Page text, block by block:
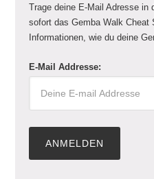
Trage deine E-Mail Adresse in
sofort das Gemba Walk Cheat
Informationen, wie du deine
E-Mail Addresse: